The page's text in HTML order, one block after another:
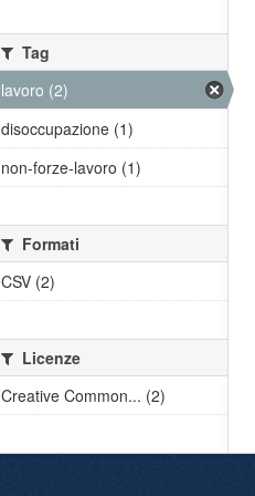
Tag
lavoro (2)
disoccupazione (1)
non-forze-lavoro (1)
Formati
CSV (2)
Licenze
Creative Common... (2)